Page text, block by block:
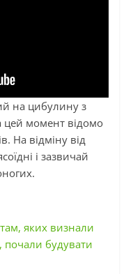
на цибулину з
момент відомо
На відміну від
і зазвичай
яких визнали
почали будувати